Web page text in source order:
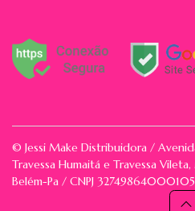
© Jessi Make Distribuidora /
Travessa Humaitá e Travessa
Belém-Pa / CNPJ 32749864000105